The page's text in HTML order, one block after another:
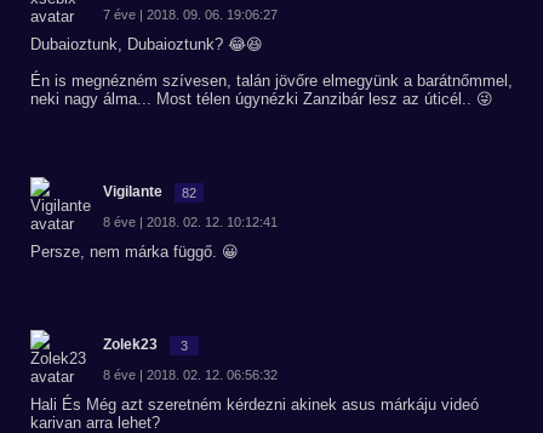
7 éve | 2018. 09. 06. 19:06:27
Dubaioztunk, Dubaioztunk? 😂😆
Én is megnézném szívesen, talán jövőre elmegyünk a barátnőmmel,
neki nagy álma... Most télen úgynézki Zanzibár lesz az úticél.. 😜
Vigilante 82
8 éve | 2018. 02. 12. 10:12:41
Persze, nem márka függő. 😀
Zolek23 3
8 éve | 2018. 02. 12. 06:56:32
Hali És Még azt szeretném kérdezni akinek asus márkáju videó
karivan arra lehet?